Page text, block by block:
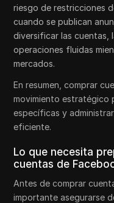
riesgo de restricciones
cuando se publican
diversificar las cuentas,
operaciones fluidas
mercados.
En resumen, comprar
movimiento estratégico
específicas y
eficiente.
Lo que necesita
cuentas de
Antes de comprar
importante asegurarse